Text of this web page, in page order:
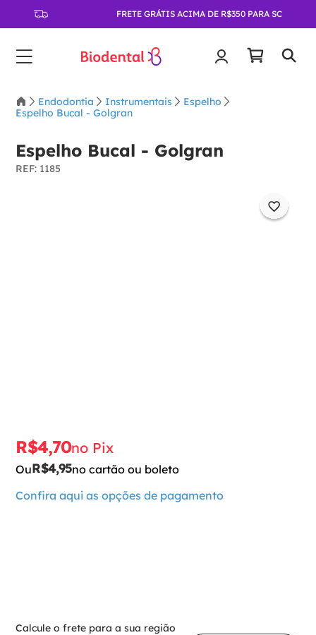
FRETE GRÁTIS ACIMA DE R$350 PARA SC
Endodontia Instrumentais
Espelho
Espelho Bucal - Golgran
Espelho Bucal - Golgran
: 1185
R$4,70no Pix
OuR$4,95no cartão ou boleto
Confira aqui as opções de pagamento
Calcule o frete para a sua região